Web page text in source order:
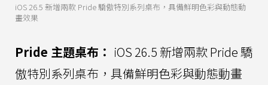
iOS 26.5 新增兩款 Pride 驕傲特別系列桌布，具備鮮明色彩與動態動
畫效果
Pride 主題桌布： iOS 26.5 新增兩款 Pride 驕
傲特別系列桌布，具備鮮明色彩與動態動畫